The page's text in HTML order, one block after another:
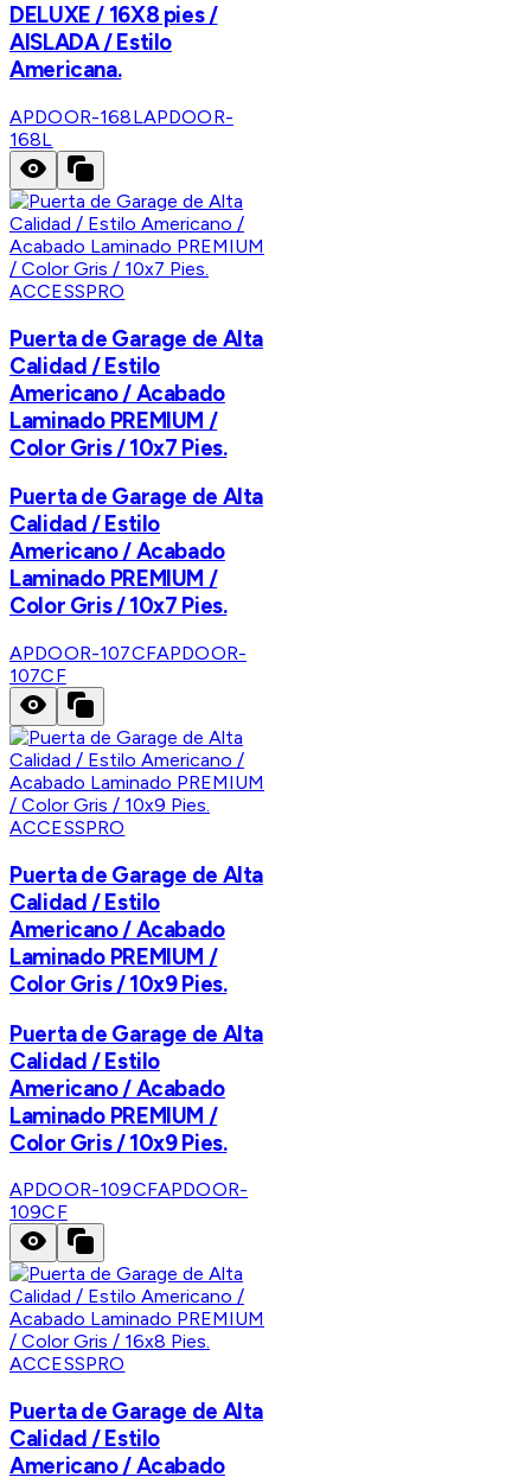
DELUXE / 16X8 pies /
AISLADA / Estilo
Americana.
APDOOR-168LAPDOOR-
168L
ACCESSPRO
Puerta de Garage de Alta
Calidad / Estilo
Americano / Acabado
Laminado PREMIUM /
Color Gris / 10x7 Pies.
Puerta de Garage de Alta
Calidad / Estilo
Americano / Acabado
Laminado PREMIUM /
Color Gris / 10x7 Pies.
APDOOR-107CFAPDOOR-
107CF
ACCESSPRO
Puerta de Garage de Alta
Calidad / Estilo
Americano / Acabado
Laminado PREMIUM /
Color Gris / 10x9 Pies.
Puerta de Garage de Alta
Calidad / Estilo
Americano / Acabado
Laminado PREMIUM /
Color Gris / 10x9 Pies.
APDOOR-109CFAPDOOR-
109CF
ACCESSPRO
Puerta de Garage de Alta
Calidad / Estilo
Americano / Acabado